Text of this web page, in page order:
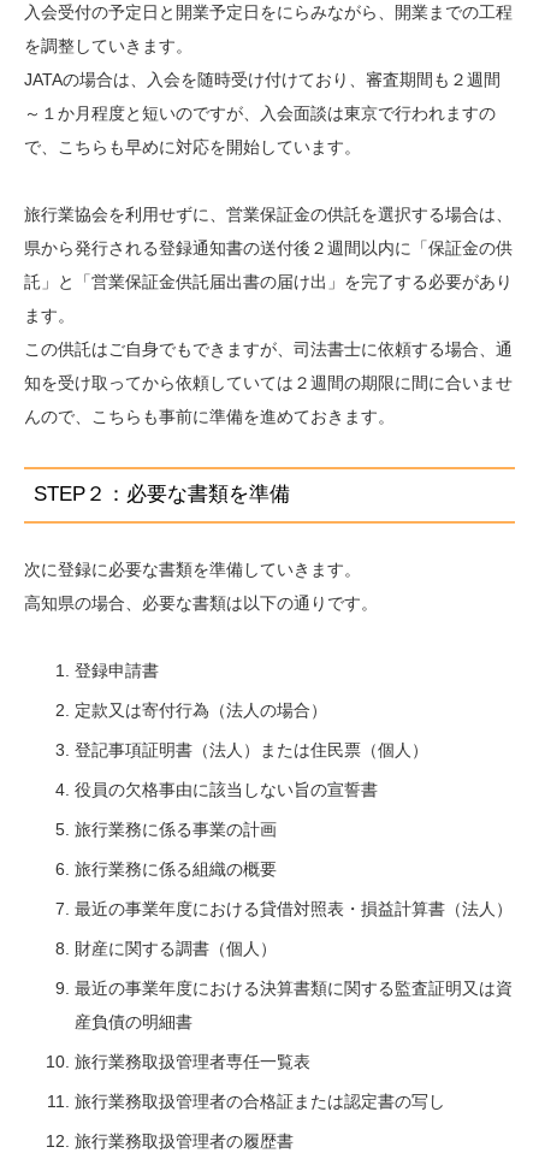
入会受付の予定日と開業予定日をにらみながら、開業までの工程
を調整していきます。
JATAの場合は、入会を随時受け付けており、審査期間も２週間
～１か月程度と短いのですが、入会面談は東京で行われますの
で、こちらも早めに対応を開始しています。
旅行業協会を利用せずに、営業保証金の供託を選択する場合は、
県から発行される登録通知書の送付後２週間以内に「保証金の供
託」と「営業保証金供託届出書の届け出」を完了する必要があり
ます。
この供託はご自身でもできますが、司法書士に依頼する場合、通
知を受け取ってから依頼していては２週間の期限に間に合いませ
んので、こちらも事前に準備を進めておきます。
STEP２：必要な書類を準備
次に登録に必要な書類を準備していきます。
高知県の場合、必要な書類は以下の通りです。
登録申請書
定款又は寄付行為（法人の場合）
登記事項証明書（法人）または住民票（個人）
役員の欠格事由に該当しない旨の宣誓書
旅行業務に係る事業の計画
旅行業務に係る組織の概要
最近の事業年度における貸借対照表・損益計算書（法人）
財産に関する調書（個人）
最近の事業年度における決算書類に関する監査証明又は資
産負債の明細書
旅行業務取扱管理者専任一覧表
旅行業務取扱管理者の合格証または認定書の写し
旅行業務取扱管理者の履歴書